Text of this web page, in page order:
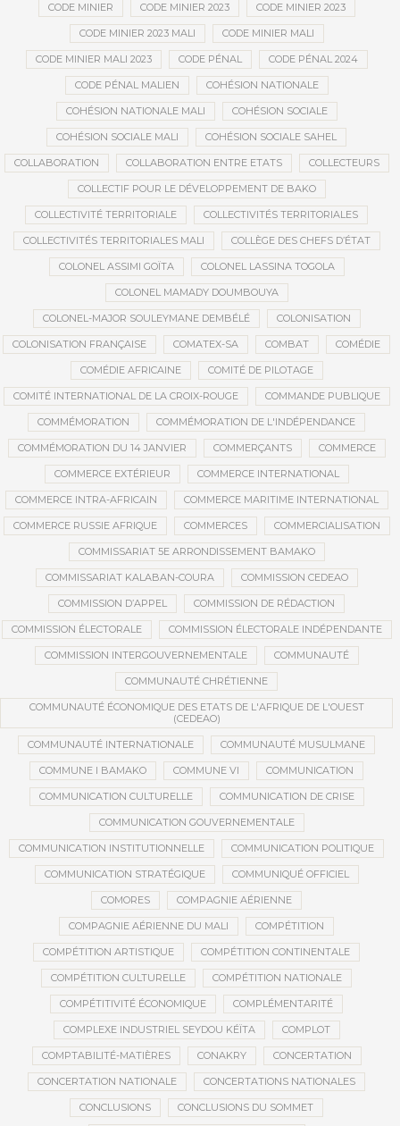
CODE MINIER CODE MINIER 2023 CODE MINIER 2023
CODE MINIER 2023 MALI CODE MINIER MALI
CODE MINIER MALI 2023 CODE PÉNAL CODE PÉNAL 2024
CODE PÉNAL MALIEN COHÉSION NATIONALE
COHÉSION NATIONALE MALI COHÉSION SOCIALE
COHÉSION SOCIALE MALI COHÉSION SOCIALE SAHEL
COLLABORATION COLLABORATION ENTRE ETATS COLLECTEURS
COLLECTIF POUR LE DÉVELOPPEMENT DE BAKO
COLLECTIVITÉ TERRITORIALE COLLECTIVITÉS TERRITORIALES
COLLECTIVITÉS TERRITORIALES MALI COLLÈGE DES CHEFS D’ÉTAT
COLONEL ASSIMI GOÏTA COLONEL LASSINA TOGOLA
COLONEL MAMADY DOUMBOUYA
COLONEL-MAJOR SOULEYMANE DEMBÉLÉ COLONISATION
COLONISATION FRANÇAISE COMATEX-SA COMBAT COMÉDIE
COMÉDIE AFRICAINE COMITÉ DE PILOTAGE
COMITÉ INTERNATIONAL DE LA CROIX-ROUGE COMMANDE PUBLIQUE
COMMÉMORATION COMMÉMORATION DE L'INDÉPENDANCE
COMMÉMORATION DU 14 JANVIER COMMERÇANTS COMMERCE
COMMERCE EXTÉRIEUR COMMERCE INTERNATIONAL
COMMERCE INTRA-AFRICAIN COMMERCE MARITIME INTERNATIONAL
COMMERCE RUSSIE AFRIQUE COMMERCES COMMERCIALISATION
COMMISSARIAT 5E ARRONDISSEMENT BAMAKO
COMMISSARIAT KALABAN-COURA COMMISSION CEDEAO
COMMISSION D’APPEL COMMISSION DE RÉDACTION
COMMISSION ÉLECTORALE COMMISSION ÉLECTORALE INDÉPENDANTE
COMMISSION INTERGOUVERNEMENTALE COMMUNAUTÉ
COMMUNAUTÉ CHRÉTIENNE
COMMUNAUTÉ ÉCONOMIQUE DES ETATS DE L'AFRIQUE DE L'OUEST
(CEDEAO)
COMMUNAUTÉ INTERNATIONALE COMMUNAUTÉ MUSULMANE
COMMUNE I BAMAKO COMMUNE VI COMMUNICATION
COMMUNICATION CULTURELLE COMMUNICATION DE CRISE
COMMUNICATION GOUVERNEMENTALE
COMMUNICATION INSTITUTIONNELLE COMMUNICATION POLITIQUE
COMMUNICATION STRATÉGIQUE COMMUNIQUÉ OFFICIEL
COMORES COMPAGNIE AÉRIENNE
COMPAGNIE AÉRIENNE DU MALI COMPÉTITION
COMPÉTITION ARTISTIQUE COMPÉTITION CONTINENTALE
COMPÉTITION CULTURELLE COMPÉTITION NATIONALE
COMPÉTITIVITÉ ÉCONOMIQUE COMPLÉMENTARITÉ
COMPLEXE INDUSTRIEL SEYDOU KÉÏTA COMPLOT
COMPTABILITÉ-MATIÈRES CONAKRY CONCERTATION
CONCERTATION NATIONALE CONCERTATIONS NATIONALES
CONCLUSIONS CONCLUSIONS DU SOMMET